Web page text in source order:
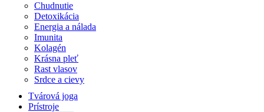
Chudnutie
Detoxikácia
Energia a nálada
Imunita
Kolagén
Krásna pleť
Rast vlasov
Srdce a cievy
Tvárová joga
Prístroje